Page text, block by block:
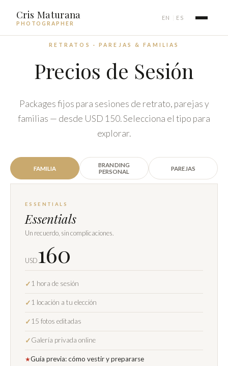
Cris Maturana
PHOTOGRAPHER
EN ES
RETRATOS · PAREJAS & FAMILIAS
Precios de Sesión
Packages fijos para sesiones de retrato, parejas y
familias — desde USD 150. Selecciona el tipo para
explorar.
FAMILIA
BRANDING
PERSONAL
PAREJAS
ESSENTIALS
Essentials
Un recuerdo, sin complicaciones.
USD160
✓1 hora de sesión
✓1 locación a tu elección
✓15 fotos editadas
✓Galería privada online
★Guía previa: cómo vestir y prepararse